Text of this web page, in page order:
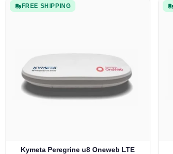
FREE SHIPPING
Kymeta Peregrine u8 Oneweb LTE